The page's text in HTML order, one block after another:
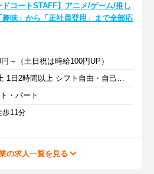
ドコートSTAFF】アニメ/ゲーム/推し
味」から「正社員登用」まで全部応
～（土日祝は時給100円UP）
週2日以上 1日2時間以上 シフト自由・自己申告
・パート
歩11分
の求人一覧を見る